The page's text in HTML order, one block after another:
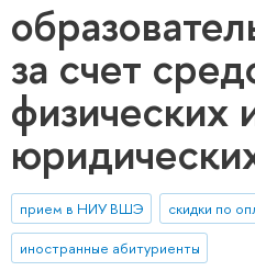
за счет
физических
прием в НИУ ВШЭ
скидки по
иностранные абитуриенты